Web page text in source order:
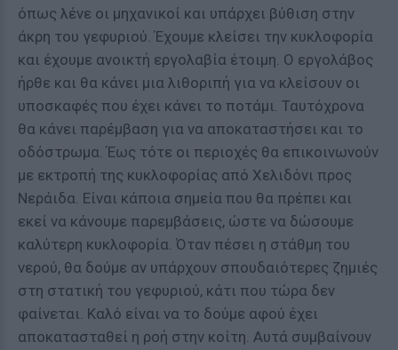
όπως λένε οι μηχανικοί και υπάρχει βύθιση στην
άκρη του γεφυριού. Έχουμε κλείσει την κυκλοφορία
και έχουμε ανοικτή εργολαβία έτοιμη. Ο εργολάβος
ήρθε και θα κάνει μια λιθοριπή για να κλείσουν οι
υποσκαφές που έχει κάνει το ποτάμι. Ταυτόχρονα
θα κάνει παρέμβαση για να αποκαταστήσει και το
οδόστρωμα. Έως τότε οι περιοχές θα επικοινωνούν
με εκτροπή της κυκλοφορίας από Χελιδόνι προς
Νεράιδα. Είναι κάποια σημεία που θα πρέπει και
εκεί να κάνουμε παρεμβάσεις, ώστε να δώσουμε
καλύτερη κυκλοφορία. Όταν πέσει η στάθμη του
νερού, θα δούμε αν υπάρχουν σπουδαιότερες ζημιές
στη στατική του γεφυριού, κάτι που τώρα δεν
φαίνεται. Καλό είναι να το δούμε αφού έχει
αποκατασταθεί η ροή στην κοίτη. Αυτά συμβαίνουν